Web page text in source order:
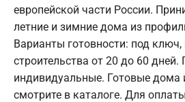
европейской части России.
летние и зимние дома из
Варианты готовности: под ключ,
строительства от 20 до 60
индивидуальные. Готовые дома
смотрите в каталоге. Для